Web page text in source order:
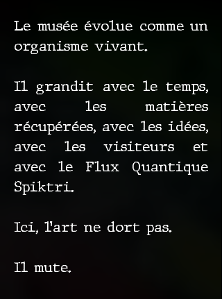
Le musée évolue comme un
organisme vivant.
Il grandit avec le temps,
avec les matières
récupérées, avec les idées,
avec les visiteurs et
avec le Flux Quantique
Spiktri.
Ici, l’art ne dort pas.
Il mute.